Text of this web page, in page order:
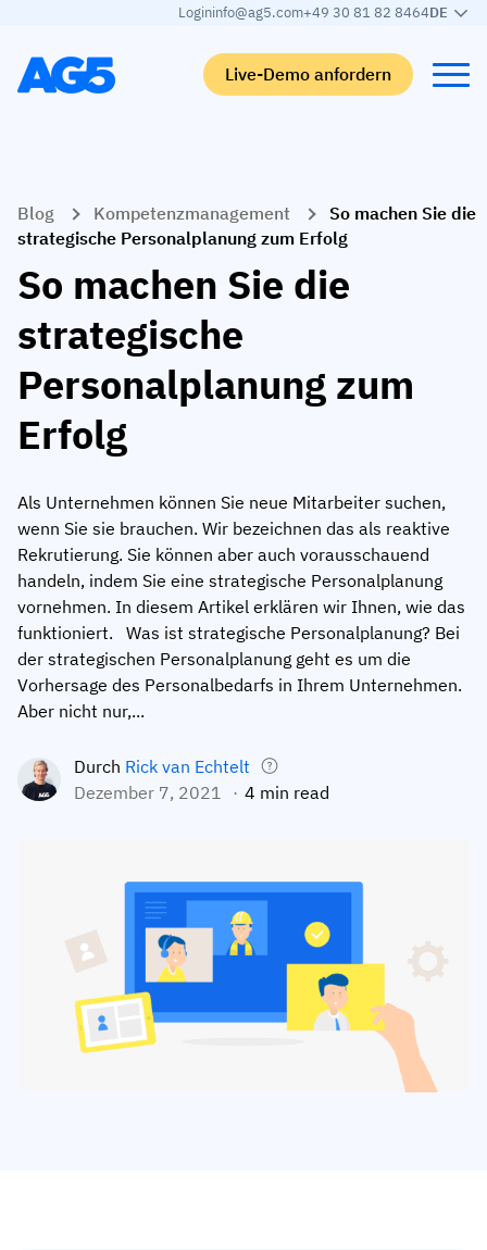
Logininfo@ag5.com+49 30 81 82 8464DE
Live-Demo anfordern
Qualifikationsmatrix
Kompetenzmatrix
Kompetenzmanagement
KI-Skill-Zusammenführung
Mitarbeiterprofile
Schulungshistorie
Zertifikate & Lizenzen
Frontline Skills App
Compliance
Schulungsanforderungen
Einblicke
Kompetenzlücken-Analysen
Schulungseffektivität
Nach branche
Automobilbranche
Logistik
Medizinische Fertigung
Alle Branchen anzeigen
Nach Rollen
Ausbildungskoordinator
Betriebsleiter
ICT-Manager
Auditor
Automobilbranche
Adient
Logistik
KLM Cargo
Lebensmittelproduktion
Intersnack
JDE Coffee
Syngenta
Chemische Industrie
Lenzing
Canpack
Vista
Lernen
AG5 Blog-Beiträge
Partnerprogramm
Webinars
Customer Success
Wissensdatenbank
AG5-Status
Unterstützung
Unternehmen
Über uns
Blog Kompetenzmanagement
So machen Sie die
strategische Personalplanung zum Erfolg
So machen Sie die
strategische
Personalplanung zum
Erfolg
Als Unternehmen können Sie neue Mitarbeiter suchen,
wenn Sie sie brauchen. Wir bezeichnen das als reaktive
Rekrutierung. Sie können aber auch vorausschauend
handeln, indem Sie eine strategische Personalplanung
vornehmen. In diesem Artikel erklären wir Ihnen, wie das
funktioniert. Was ist strategische Personalplanung? Bei
der strategischen Personalplanung geht es um die
Vorhersage des Personalbedarfs in Ihrem Unternehmen.
Aber nicht nur,...
Durch Rick van Echtelt
Dezember 7, 2021
4 min read